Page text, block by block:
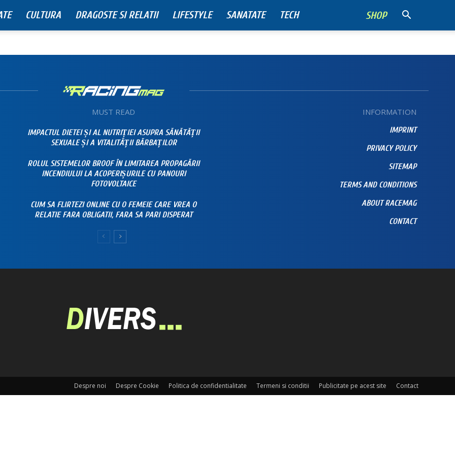
SHOP
CULTURA DRAGOSTE SI RELATII LIFESTYLE SANATATE TECH
MUST READ
IMPACTUL DIETEI ȘI AL NUTRIȚIEI ASUPRA SĂNĂTĂȚII
SEXUALE ȘI A VITALITĂȚII BĂRBAȚILOR
ROLUL SISTEMELOR BROOF ÎN LIMITAREA PROPAGĂRII
INCENDIULUI LA ACOPERIȘURILE CU PANOURI
FOTOVOLTAICE
CUM SA FLIRTEZI ONLINE CU O FEMEIE CARE VREA O
RELATIE FARA OBLIGATII, FARA SA PARI DISPERAT
INFORMATION
IMPRINT
PRIVACY POLICY
SITEMAP
TERMS AND CONDITIONS
ABOUT RACEMAG
CONTACT
Despre noi Despre Cookie Politica de confidentialitate Termeni si conditii Publicitate pe acest site Contact